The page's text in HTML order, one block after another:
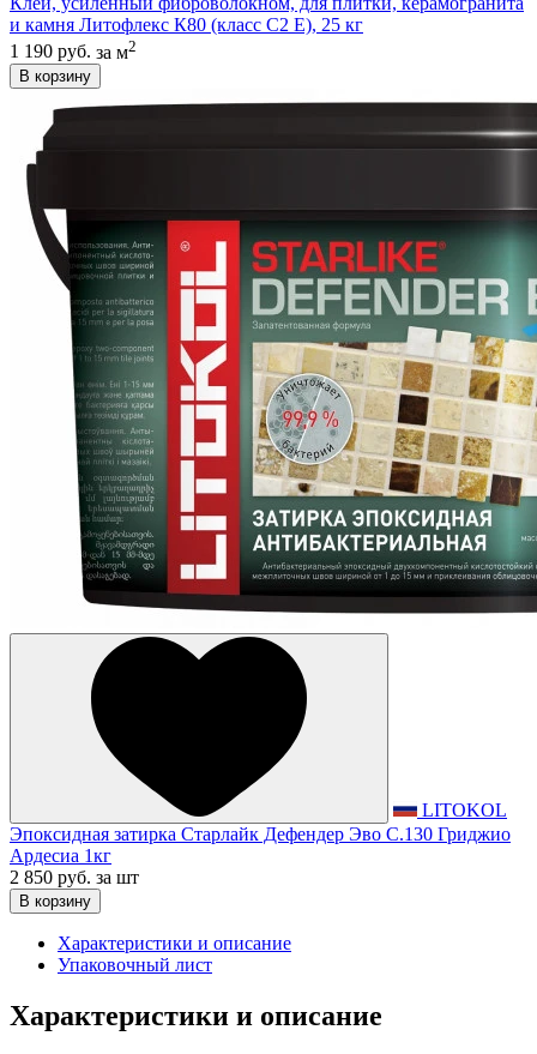
и камня Литофлекс К80 (класс С2 E), 25 кг
1 190 руб. за м2
В корзину
LITOKOL
Эпоксидная затирка Старлайк Дефендер Эво С.130 Гриджио
Ардесиа 1кг
2 850 руб. за шт
В корзину
Характеристики и описание
Упаковочный лист
Характеристики и описание